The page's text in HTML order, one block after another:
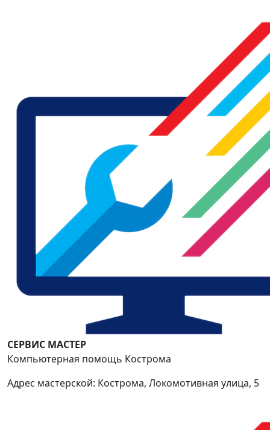
СЕРВИС МАСТЕР
Компьютерная помощь Кострома
Адрес мастерской: Кострома, Локомотивная улица, 5